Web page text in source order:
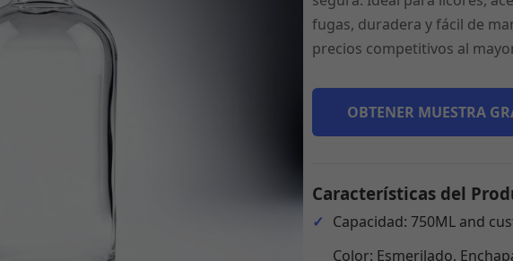
fugas, duradera y fácil de
precios competitivos al
OBTENER MUESTRA
Características del
Capacidad: 750ML and
Color: Esmerilado,